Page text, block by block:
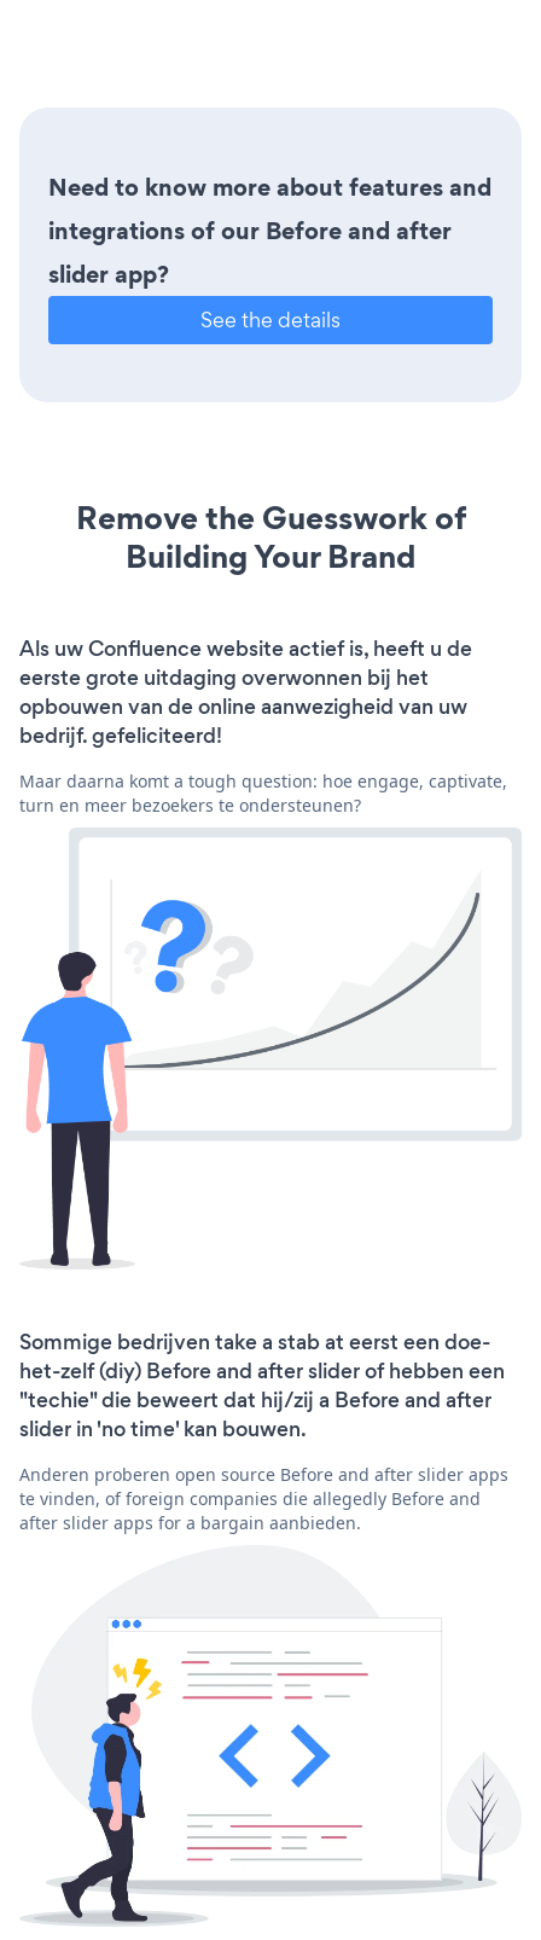
Need to know more about features and
integrations of our Before and after
slider app?
See the details
Remove the Guesswork of
Building Your Brand
Als uw Confluence website actief is, heeft u de
eerste grote uitdaging overwonnen bij het
opbouwen van de online aanwezigheid van uw
bedrijf. gefeliciteerd!
Maar daarna komt a tough question: hoe engage, captivate,
turn en meer bezoekers te ondersteunen?
Sommige bedrijven take a stab at eerst een doe-
het-zelf (diy) Before and after slider of hebben een
"techie" die beweert dat hij/zij a Before and after
slider in 'no time' kan bouwen.
Anderen proberen open source Before and after slider apps
te vinden, of foreign companies die allegedly Before and
after slider apps for a bargain aanbieden.